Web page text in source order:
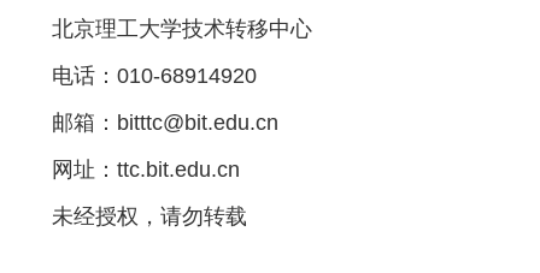
北京理工大学技术转移中心
电话：010-68914920
邮箱：bitttc@bit.edu.cn
网址：ttc.bit.edu.cn
未经授权，请勿转载